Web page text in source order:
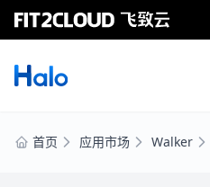
首页 应用市场 Walker